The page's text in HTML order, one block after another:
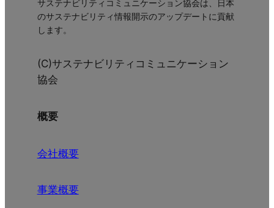
サステナビリティコミュニケーション協会は、日本
のサステナビリティ情報開示のアップデートに貢献
します。
(C)サステナビリティコミュニケーション
協会
概要
会社概要
事業概要